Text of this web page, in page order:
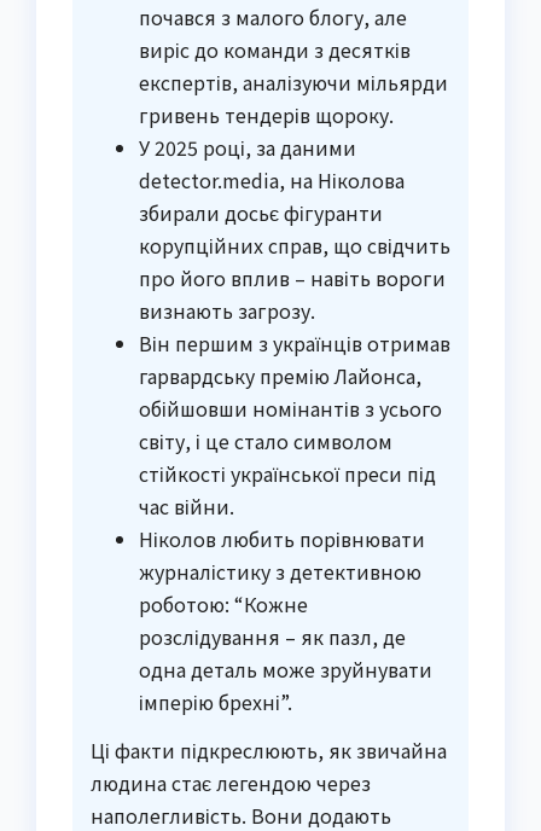
почався з малого блогу, але
виріс до команди з десятків
експертів, аналізуючи мільярди
гривень тендерів щороку.
У 2025 році, за даними
detector.media, на Ніколова
збирали досьє фігуранти
корупційних справ, що свідчить
про його вплив – навіть вороги
визнають загрозу.
Він першим з українців отримав
гарвардську премію Лайонса,
обійшовши номінантів з усього
світу, і це стало символом
стійкості української преси під
час війни.
Ніколов любить порівнювати
журналістику з детективною
роботою: “Кожне
розслідування – як пазл, де
одна деталь може зруйнувати
імперію брехні”.
Ці факти підкреслюють, як звичайна
людина стає легендою через
наполегливість. Вони додають